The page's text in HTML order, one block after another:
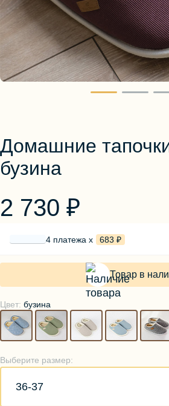
Блузы, толстовки
Пуловеры
Костюмы
Платья
Юбки
Брюки, шорты
Домашние
бузина
Цвет: бузина
Выберите размер:
36-37
2 730 ₽
4 платежа х 683 ₽
Товар в